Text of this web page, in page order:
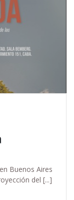
Buenos Aires
del [...]